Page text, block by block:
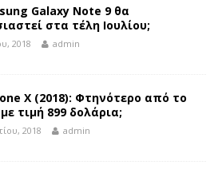
Galaxy Note 9 θα
στα τέλη Ιουλίου;
2018 admin
X (2018): Φτηνότερο από το
τιμή 899 δολάρια;
2018 admin